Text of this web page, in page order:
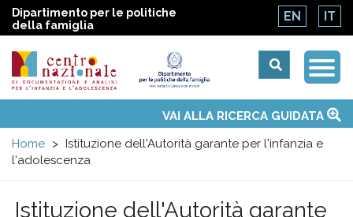
Dipartimento per le politiche
della famiglia
EN IT
Centro
nazionale
di
menu
Temi
Attività
Convenzione ONUVAI ALLA RICERCA GUIDATA
Home
Istituzione dell'Autorità garante per l'infanzia e
l'adolescenza
Istituzione dell'Autorità garante